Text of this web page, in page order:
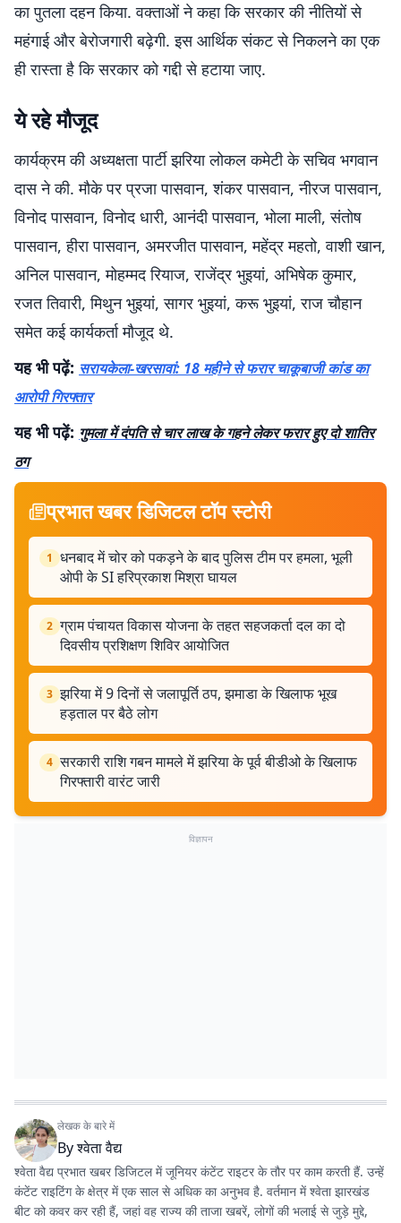
का पुतला दहन किया. वक्ताओं ने कहा कि सरकार की नीतियों से
महंगाई और बेरोजगारी बढ़ेगी. इस आर्थिक संकट से निकलने का एक
ही रास्ता है कि सरकार को गद्दी से हटाया जाए.
ये रहे मौजूद
कार्यक्रम की अध्यक्षता पार्टी झरिया लोकल कमेटी के सचिव भगवान
दास ने की. मौके पर प्रजा पासवान, शंकर पासवान, नीरज पासवान,
विनोद पासवान, विनोद धारी, आनंदी पासवान, भोला माली, संतोष
पासवान, हीरा पासवान, अमरजीत पासवान, महेंद्र महतो, वाशी खान,
अनिल पासवान, मोहम्मद रियाज, राजेंद्र भुइयां, अभिषेक कुमार,
रजत तिवारी, मिथुन भुइयां, सागर भुइयां, करू भुइयां, राज चौहान
समेत कई कार्यकर्ता मौजूद थे.
यह भी पढ़ें: सरायकेला-खरसावां: 18 महीने से फरार चाकूबाजी कांड का
आरोपी गिरफ्तार
यह भी पढ़ें: गुमला में दंपति से चार लाख के गहने लेकर फरार हुए दो शातिर
ठग
प्रभात खबर डिजिटल टॉप स्टोरी
1 धनबाद में चोर को पकड़ने के बाद पुलिस टीम पर हमला, भूली
ओपी के SI हरिप्रकाश मिश्रा घायल
2 ग्राम पंचायत विकास योजना के तहत सहजकर्ता दल का दो
दिवसीय प्रशिक्षण शिविर आयोजित
3 झरिया में 9 दिनों से जलापूर्ति ठप, झमाडा के खिलाफ भूख
हड़ताल पर बैठे लोग
4 सरकारी राशि गबन मामले में झरिया के पूर्व बीडीओ के खिलाफ
गिरफ्तारी वारंट जारी
विज्ञापन
लेखक के बारे में
Byश्वेता वैद्य
श्वेता वैद्य प्रभात खबर डिजिटल में जूनियर कंटेंट राइटर के तौर पर काम करती हैं. उन्हें
कंटेंट राइटिंग के क्षेत्र में एक साल से अधिक का अनुभव है. वर्तमान में श्वेता झारखंड
बीट को कवर कर रही हैं, जहां वह राज्य की ताजा खबरें, लोगों की भलाई से जुड़े मुद्दे,